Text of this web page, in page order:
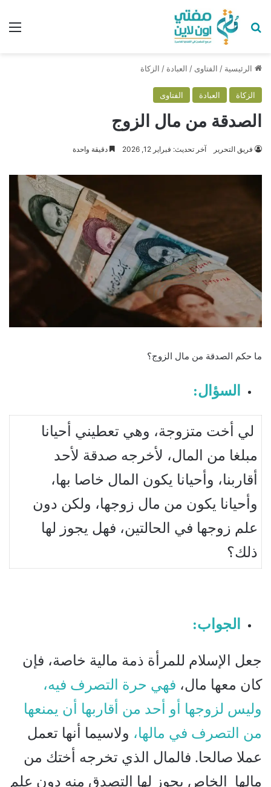
بحث عن
الرئيسية / الفتاوى / العبادة / الزكاة
الزكاة العبادة الفتاوى
الصدقة من مال الزوج
فريق التحرير آخر تحديث: فبراير 12, 2026 دقيقة واحدة
ما حكم الصدقة من مال الزوج؟
السؤال:
لي أخت متزوجة، وهي تعطيني أحيانا
مبلغا من المال، لأخرجه صدقة لأحد
أقاربنا، وأحيانا يكون المال خاصا بها،
وأحيانا يكون من مال زوجها، ولكن دون
علم زوجها في الحالتين، فهل يجوز لها
ذلك؟
الجواب:
جعل الإسلام للمرأة ذمة مالية خاصة، فإن
كان معها مال، فهي حرة التصرف فيه،
وليس لزوجها أو أحد من أقاربها أن يمنعها
من التصرف في مالها، ولاسيما أنها تعمل
عملا صالحا. فالمال الذي تخرجه أختك من
مالها الخاص يجوز لها التصدق منه دون علم